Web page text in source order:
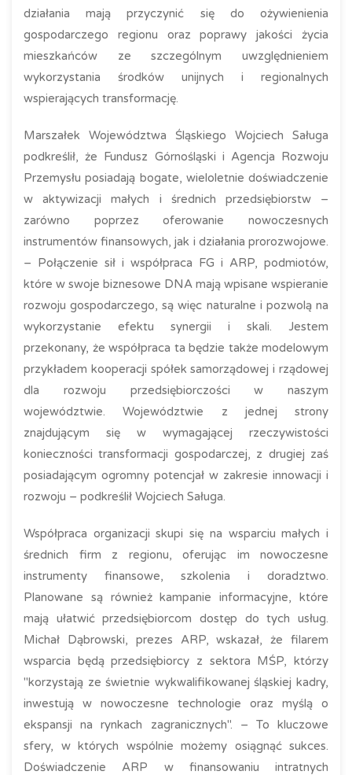
działania mają przyczynić się do ożywienienia
gospodarczego regionu oraz poprawy jakości życia
mieszkańców ze szczególnym uwzględnieniem
wykorzystania środków unijnych i regionalnych
wspierających transformację.
Marszałek Województwa Śląskiego Wojciech Saługa
podkreślił, że Fundusz Górnośląski i Agencja Rozwoju
Przemysłu posiadają bogate, wieloletnie doświadczenie
w aktywizacji małych i średnich przedsiębiorstw –
zarówno poprzez oferowanie nowoczesnych
instrumentów finansowych, jak i działania prorozwojowe.
– Połączenie sił i współpraca FG i ARP, podmiotów,
które w swoje biznesowe DNA mają wpisane wspieranie
rozwoju gospodarczego, są więc naturalne i pozwolą na
wykorzystanie efektu synergii i skali. Jestem
przekonany, że współpraca ta będzie także modelowym
przykładem kooperacji spółek samorządowej i rządowej
dla rozwoju przedsiębiorczości w naszym
województwie. Województwie z jednej strony
znajdującym się w wymagającej rzeczywistości
konieczności transformacji gospodarczej, z drugiej zaś
posiadającym ogromny potencjał w zakresie innowacji i
rozwoju – podkreślił Wojciech Saługa.
Współpraca organizacji skupi się na wsparciu małych i
średnich firm z regionu, oferując im nowoczesne
instrumenty finansowe, szkolenia i doradztwo.
Planowane są również kampanie informacyjne, które
mają ułatwić przedsiębiorcom dostęp do tych usług.
Michał Dąbrowski, prezes ARP, wskazał, że filarem
wsparcia będą przedsiębiorcy z sektora MŚP, którzy
"korzystają ze świetnie wykwalifikowanej śląskiej kadry,
inwestują w nowoczesne technologie oraz myślą o
ekspansji na rynkach zagranicznych". – To kluczowe
sfery, w których wspólnie możemy osiągnąć sukces.
Doświadczenie ARP w finansowaniu intratnych